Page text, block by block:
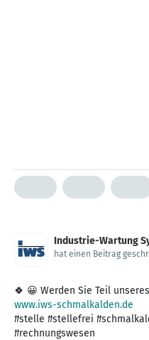
Industrie-Wartung
hat einen Beitrag
www.iws-schmalkalden.de
#stelle #stellefrei
#rechnungswesen